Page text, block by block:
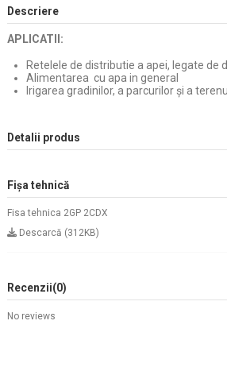
Descriere
APLICATII:
Retelele de distributie a apei, legate de
Alimentarea cu apa in general
Irigarea gradinilor, a parcurilor și a
Detalii produs
Fișa tehnică
Fisa tehnica 2GP 2CDX
Descarcă (312KB)
Recenzii(0)
No reviews